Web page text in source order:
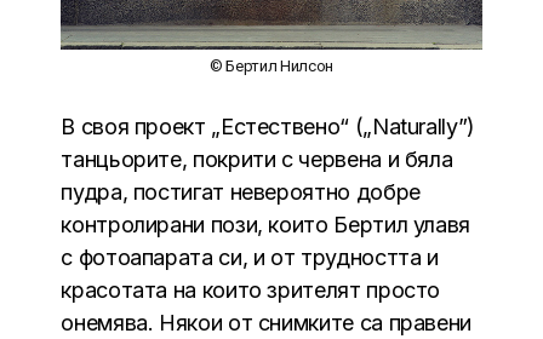
© Бертил Нилсон
В своя проект „Естествено“ („Naturally”)
танцьорите, покрити с червена и бяла
пудра, постигат невероятно добре
контролирани пози, които Бертил улавя
с фотоапарата си, и от трудността и
красотата на които зрителят просто
онемява. Някои от снимките са правени